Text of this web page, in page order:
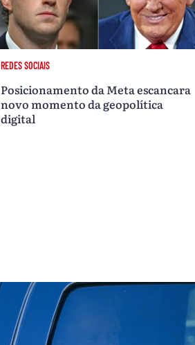
REDES SOCIAIS
Posicionamento da Meta escancara
novo momento da geopolítica
digital